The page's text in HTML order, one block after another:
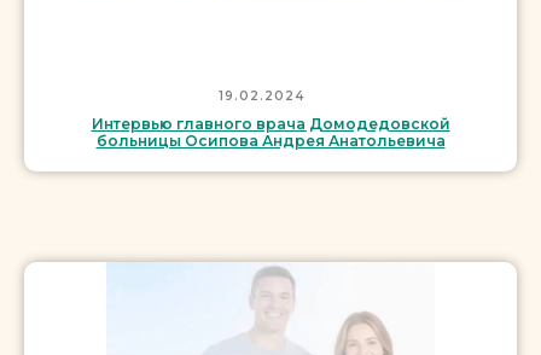
19.02.2024
Интервью главного врача Домодедовской
больницы Осипова Андрея Анатольевича